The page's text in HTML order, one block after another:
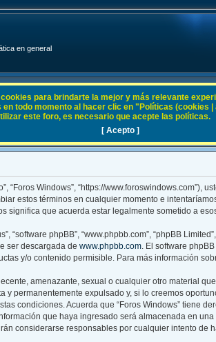
en general
“Foros Windows”, “https://
estos términos en cualquier momento e
significa que acuerda estar legalmente sometido a
“software phpBB”, “www.phpbb.com”, “phpBB
ser descargada de www.phpbb.com. El software
y/o contenido permisible. Para más información
amenazante, sexual o cualquier otro material
permanentemente expulsado y, si lo creemos
condiciones. Acuerda que “Foros Windows” tiene
que haya ingresado será almacenada en
considerarse responsables por cualquier intento
para brindarte la mejor y más relevante
todo momento al hacer clic en "Políticas (cookies
este foro, es necesario que acepte las políticas.
[ Acepto ]